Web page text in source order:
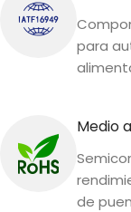
para
Medio
de